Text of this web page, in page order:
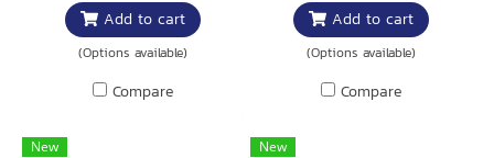
Add to cart
(Options available)
Compare
Add to cart
(Options available)
Compare
New New